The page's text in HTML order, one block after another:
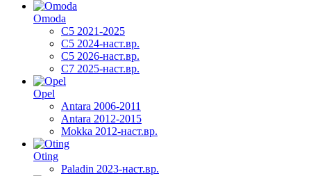
Omoda
C5 2021-2025
C5 2024-наст.вр.
C5 2026-наст.вр.
C7 2025-наст.вр.
Opel
Antara 2006-2011
Antara 2012-2015
Mokka 2012-наст.вр.
Oting
Paladin 2023-наст.вр.